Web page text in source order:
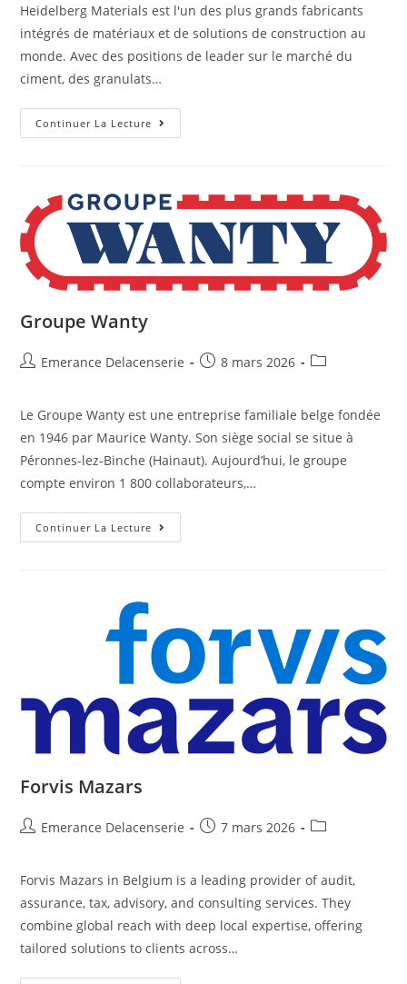
Heidelberg Materials est l'un des plus grands fabricants
intégrés de matériaux et de solutions de construction au
monde. Avec des positions de leader sur le marché du
ciment, des granulats…
Continuer La Lecture
Groupe Wanty
Emerance Delacenserie 8 mars 2026
Le Groupe Wanty est une entreprise familiale belge fondée
en 1946 par Maurice Wanty. Son siège social se situe à
Péronnes-lez-Binche (Hainaut). Aujourd’hui, le groupe
compte environ 1 800 collaborateurs,…
Continuer La Lecture
Forvis Mazars
Emerance Delacenserie 7 mars 2026
Forvis Mazars in Belgium is a leading provider of audit,
assurance, tax, advisory, and consulting services. They
combine global reach with deep local expertise, offering
tailored solutions to clients across…